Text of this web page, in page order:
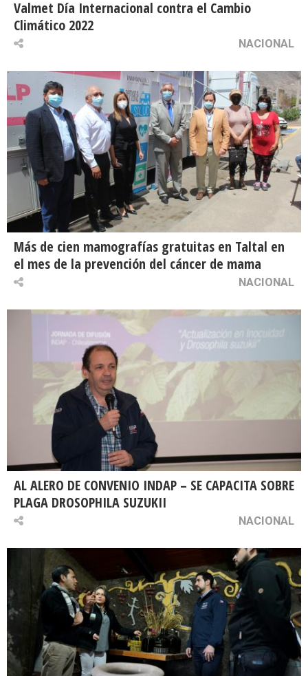
Valmet Día Internacional contra el Cambio
Climático 2022
NACIONAL
Más de cien mamografías gratuitas en Taltal en
el mes de la prevención del cáncer de mama
NACIONAL
AL ALERO DE CONVENIO INDAP – SE CAPACITA SOBRE
PLAGA DROSOPHILA SUZUKII
NACIONAL